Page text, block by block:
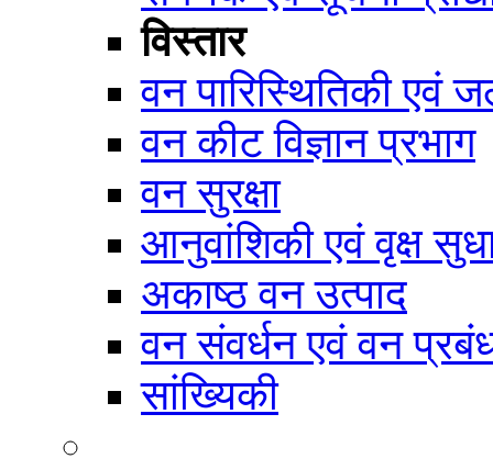
विस्तार
वन पारिस्थितिकी एवं
वन कीट विज्ञान प्रभाग
वन सुरक्षा
आनुवांशिकी एवं वृक्ष
अकाष्ठ वन उत्पाद
वन संवर्धन एवं वन
सांख्यिकी